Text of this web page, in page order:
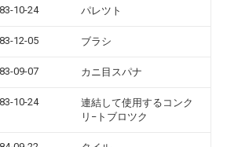
10-24 パレツト
12-05 ブラシ
09-07 カニ目スパナ
10-24
連結して使用するコンク
リ−トブロツク